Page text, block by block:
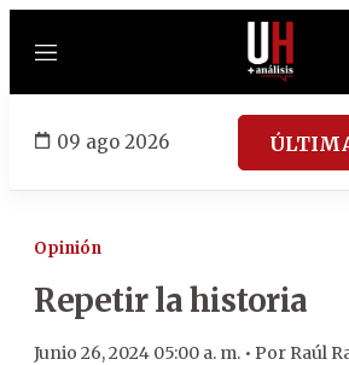
Menú
09 ago 2026
Opinión
Repetir la historia
Junio 26, 2024 05:00 a. m. • Por Raúl